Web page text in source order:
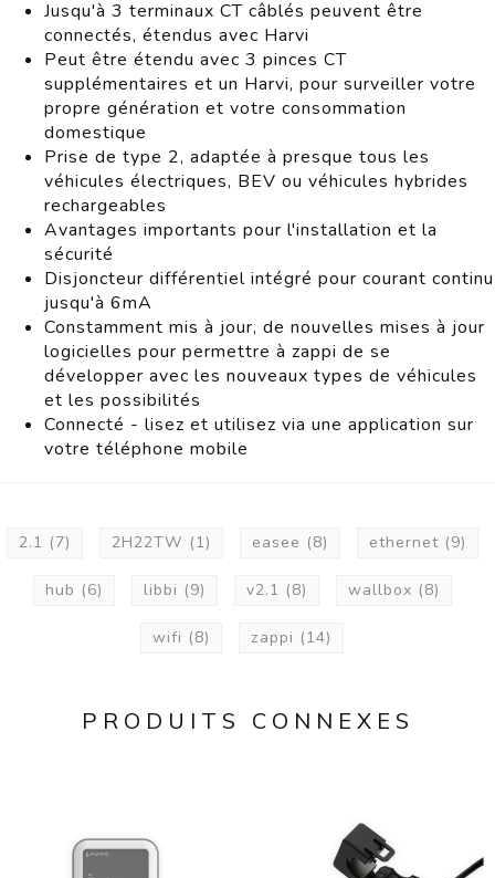
Jusqu'à 3 terminaux CT câblés peuvent être
connectés, étendus avec Harvi
Peut être étendu avec 3 pinces CT
supplémentaires et un Harvi, pour surveiller votre
propre génération et votre consommation
domestique
Prise de type 2, adaptée à presque tous les
véhicules électriques, BEV ou véhicules hybrides
rechargeables
Avantages importants pour l'installation et la
sécurité
Disjoncteur différentiel intégré pour courant continu
jusqu'à 6mA
Constamment mis à jour, de nouvelles mises à jour
logicielles pour permettre à zappi de se
développer avec les nouveaux types de véhicules
et les possibilités
Connecté - lisez et utilisez via une application sur
votre téléphone mobile
2.1 (7) 2H22TW (1) easee (8) ethernet (9)
hub (6) libbi (9) v2.1 (8) wallbox (8)
wifi (8) zappi (14)
PRODUITS CONNEXES